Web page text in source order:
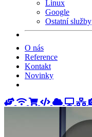
Linux
Google
Ostatní služby
O nás
Reference
Kontakt
Novinky